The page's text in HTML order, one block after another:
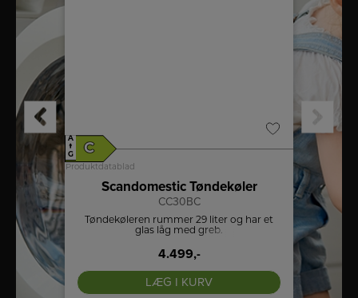
L.
A
↑
G
C
Produktdatablad
Scandomestic Tøndekøler
CC30BC
Tøndekøleren rummer 29 liter og har et
glas låg med greb.
4.499,-
LÆG I KURV